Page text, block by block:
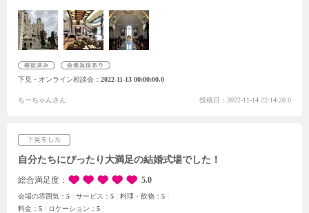
に結婚式が行われている日だったので、小物や会場の雰囲気をみせていた
だいてイメージをより膨らませることができました。なんだかこちらまで
幸せな気持ちになりました！またひとつの会場を貸切ることが出来るの
感じました。しっかりとした見積書を作成していただけたので、予算のな
どとの擦り合わせもできてとても良かったです。とても親切なプランナー
下見・オンライン相談会 2022-11-13 00:00:00.0
ちーちゃんさん 投稿日：2022-11-14 22:14:20.0
自分たちにぴったり大満足の結婚式場でした！
総合満足度 5.0
会場の雰囲気： 5 サービス： 5 料理・飲物： 5
料金： 5 ロケーション： 5